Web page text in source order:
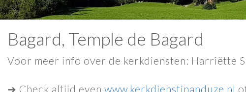
Bagard, Temple de Bagard
Voor meer info over de kerkdiensten: Harriëtte
➔ Check altijd even www.kerkdienstinanduze.nl